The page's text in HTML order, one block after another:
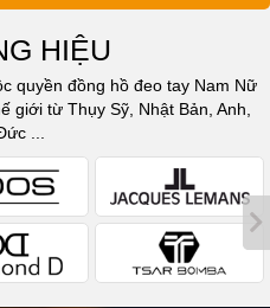
HIỆU
quyền đồng hồ đeo tay Nam Nữ
giới từ Thụy Sỹ, Nhật Bản, Anh,
...